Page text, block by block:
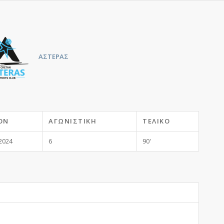
ΑΣΤΕΡΑΣ
ΑΓΩΝΙΣΤΙΚΉ ΤΕΛΙΚΌ
6 90'